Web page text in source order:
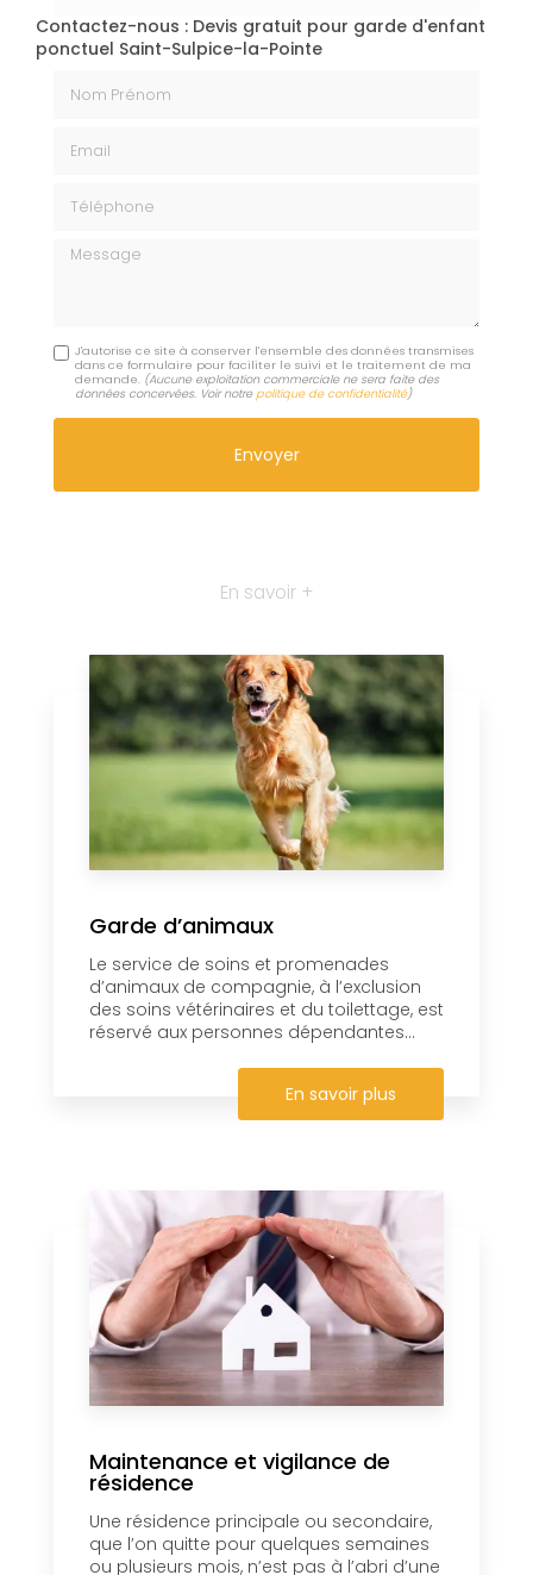
Contactez-nous : Devis gratuit pour garde d'enfant
ponctuel Saint-Sulpice-la-Pointe
Message
J'autorise ce site à conserver l'ensemble des données transmises
dans ce formulaire pour faciliter le suivi et le traitement de ma
demande. (Aucune exploitation commerciale ne sera faite des
données concervées. Voir notrepolitique de confidentialité)
En savoir +
Garde d’animaux
Le service de soins et promenades
d’animaux de compagnie, à l’exclusion
des soins vétérinaires et du toilettage, est
réservé aux personnes dépendantes...
En savoir plus
Maintenance et vigilance de
résidence
Une résidence principale ou secondaire,
que l’on quitte pour quelques semaines
ou plusieurs mois, n’est pas à l’abri d’une